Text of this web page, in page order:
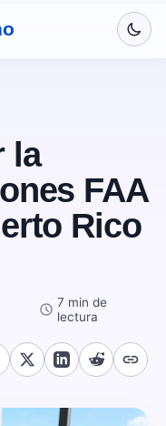
la
FAA
Rico
schedule 7 min de
lectura
link